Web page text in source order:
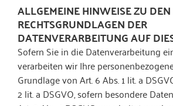
ALLGEMEINE HINWEISE ZU DEN
RECHTSGRUNDLAGEN DER
DATENVERARBEITUNG AUF
Sofern Sie in die Datenverarbeitung
verarbeiten wir Ihre
Grundlage von Art. 6 Abs. 1 lit. a
2 lit. a DSGVO, sofern besondere